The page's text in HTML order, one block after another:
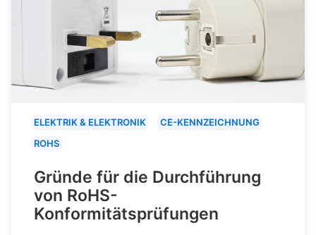
ELEKTRIK & ELEKTRONIK
CE-KENNZEICHNUNG
ROHS
Gründe für die Durchführung
von RoHS-
Konformitätsprüfungen